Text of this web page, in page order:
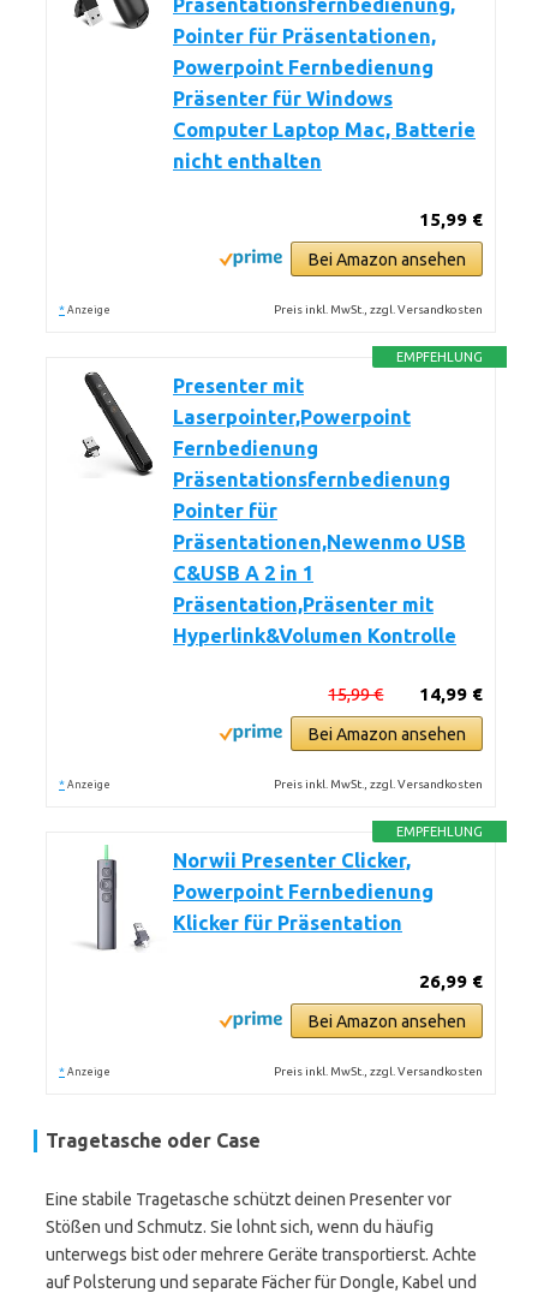
Präsentationsfernbedienung,
Pointer für Präsentationen,
Powerpoint Fernbedienung
Präsenter für Windows
Computer Laptop Mac, Batterie
nicht enthalten
15,99 €
Bei Amazon ansehen
* Anzeige Preis inkl. MwSt., zzgl. Versandkosten
EMPFEHLUNG
Presenter mit
Laserpointer,Powerpoint
Fernbedienung
Präsentationsfernbedienung
Pointer für
Präsentationen,Newenmo USB
C&USB A 2 in 1
Präsentation,Präsenter mit
Hyperlink&Volumen Kontrolle
14,99 €
15,99 €
Bei Amazon ansehen
* Anzeige Preis inkl. MwSt., zzgl. Versandkosten
EMPFEHLUNG
Norwii Presenter Clicker,
Powerpoint Fernbedienung
Klicker für Präsentation
26,99 €
Bei Amazon ansehen
* Anzeige Preis inkl. MwSt., zzgl. Versandkosten
Tragetasche oder Case
Eine stabile Tragetasche schützt deinen Presenter vor
Stößen und Schmutz. Sie lohnt sich, wenn du häufig
unterwegs bist oder mehrere Geräte transportierst. Achte
auf Polsterung und separate Fächer für Dongle, Kabel und